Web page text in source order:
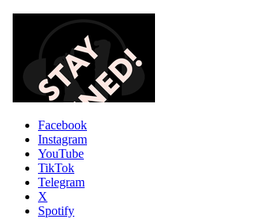
Facebook
Instagram
YouTube
TikTok
Telegram
X
Spotify